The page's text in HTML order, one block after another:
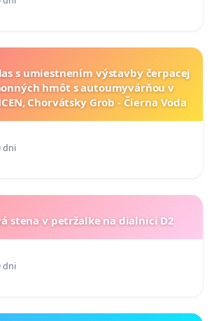
s umiestnením výstavby čerpacej
hmôt s autoumyvárňou v
Chorvátsky Grob - Čierna Voda
dni
stena v petržalke na dialnici D2
dni